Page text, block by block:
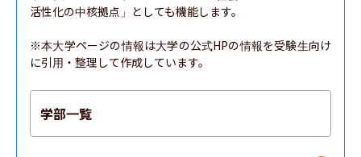
活性化の中核拠点」としても機能します。
※本大学ページの情報は大学の公式HPの情報を受験生向け
に引用・整理して作成しています。
学部一覧